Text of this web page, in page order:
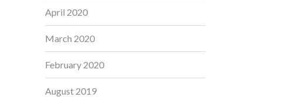
April 2020
March 2020
February 2020
August 2019